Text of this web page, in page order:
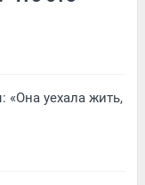
уехала жить,